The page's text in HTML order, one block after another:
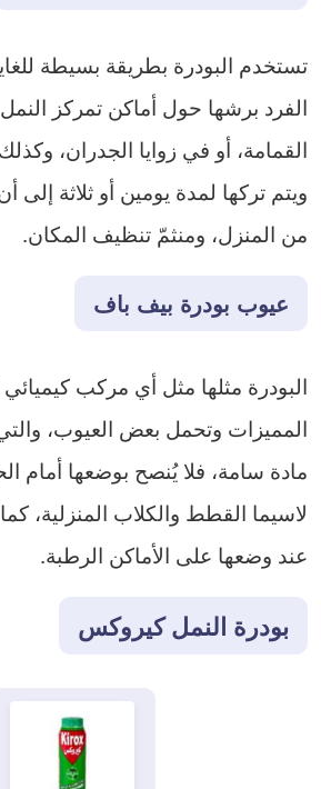
تستخدم البودرة بطريقة بسيطة
الفرد برشها حول أماكن تمركز
القمامة، أو في زوايا الجدران،
ويتم تركها لمدة يومين أو ثلاثة إلى
من المنزل، ومنثمّ تنظيف المكان.
عيوب بودرة بيف باف
البودرة مثلها مثل أي مركب كيميائي
المميزات وتحمل بعض العيوب،
مادة سامة، فلا يُنصح بوضعها أمام
لاسيما القطط والكلاب المنزلية،
عند وضعها على الأماكن الرطبة.
بودرة النمل كيروكس